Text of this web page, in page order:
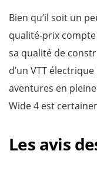
Bien qu’il soit un
qualité-prix
sa qualité de
d’un VTT
aventures en
Wide 4 est
Les avis